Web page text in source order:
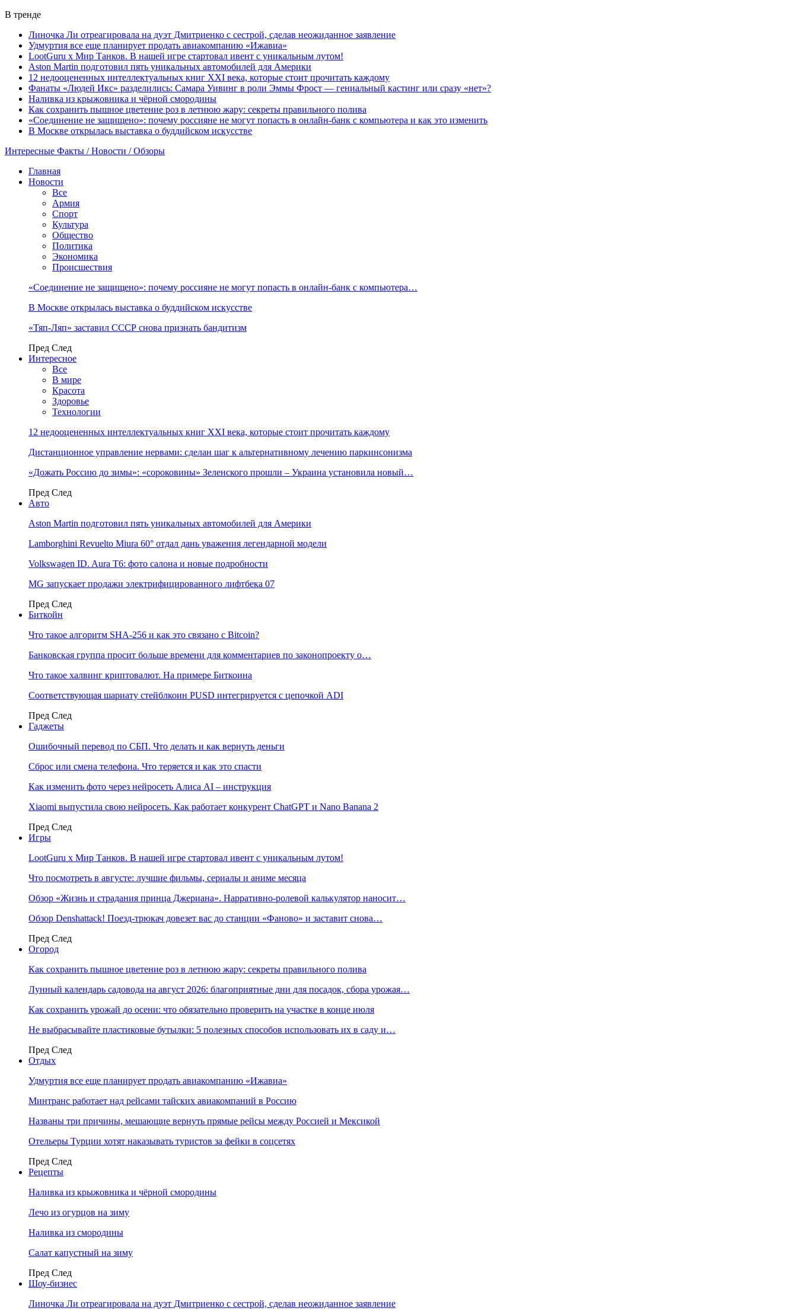
В тренде
Линочка Ли отреагировала на дуэт Дмитриенко с сестрой, сделав неожиданное заявление
Удмуртия все еще планирует продать авиакомпанию «Ижавиа»
LootGuru x Мир Танков. В нашей игре стартовал ивент с уникальным лутом!
Aston Martin подготовил пять уникальных автомобилей для Америки
12 недооцененных интеллектуальных книг XXI века, которые стоит прочитать каждому
Фанаты «Людей Икс» разделились: Самара Уивинг в роли Эммы Фрост — гениальный кастинг или сразу «нет»?
Наливка из крыжовника и чёрной смородины
Как сохранить пышное цветение роз в летнюю жару: секреты правильного полива
«Соединение не защищено»: почему россияне не могут попасть в онлайн-банк с компьютера и как это изменить
В Москве открылась выставка о буддийском искусстве
Интересные Факты / Новости / Обзоры
Главная
Новости
Все
Армия
Спорт
Культура
Общество
Политика
Экономика
Происшествия
«Соединение не защищено»: почему россияне не могут попасть в онлайн-банк с компьютера…
В Москве открылась выставка о буддийском искусстве
«Тяп-Ляп» заставил СССР снова признать бандитизм
Пред След
Интересное
Все
В мире
Красота
Здоровье
Технологии
12 недооцененных интеллектуальных книг XXI века, которые стоит прочитать каждому
Дистанционное управление нервами: сделан шаг к альтернативному лечению паркинсонизма
«Дожать Россию до зимы»: «сороковины» Зеленского прошли – Украина установила новый…
Пред След
Авто
Aston Martin подготовил пять уникальных автомобилей для Америки
Lamborghini Revuelto Miura 60° отдал дань уважения легендарной модели
Volkswagen ID. Aura T6: фото салона и новые подробности
MG запускает продажи электрифицированного лифтбека 07
Пред След
Биткойн
Что такое алгоритм SHA-256 и как это связано с Bitcoin?
Банковская группа просит больше времени для комментариев по законопроекту о…
Что такое халвинг криптовалют. На примере Биткоина
Соответствующая шариату стейблкоин PUSD интегрируется с цепочкой ADI
Пред След
Гаджеты
Ошибочный перевод по СБП. Что делать и как вернуть деньги
Сброс или смена телефона. Что теряется и как это спасти
Как изменить фото через нейросеть Алиса AI – инструкция
Xiaomi выпустила свою нейросеть. Как работает конкурент ChatGPT и Nano Banana 2
Пред След
Игры
LootGuru x Мир Танков. В нашей игре стартовал ивент с уникальным лутом!
Что посмотреть в августе: лучшие фильмы, сериалы и аниме месяца
Обзор «Жизнь и страдания принца Джериана». Нарративно-ролевой калькулятор наносит…
Обзор Denshattack! Поезд-трюкач довезет вас до станции «Фаново» и заставит снова…
Пред След
Огород
Как сохранить пышное цветение роз в летнюю жару: секреты правильного полива
Лунный календарь садовода на август 2026: благоприятные дни для посадок, сбора урожая…
Как сохранить урожай до осени: что обязательно проверить на участке в конце июля
Не выбрасывайте пластиковые бутылки: 5 полезных способов использовать их в саду и…
Пред След
Отдых
Удмуртия все еще планирует продать авиакомпанию «Ижавиа»
Минтранс работает над рейсами тайских авиакомпаний в Россию
Названы три причины, мешающие вернуть прямые рейсы между Россией и Мексикой
Отельеры Турции хотят наказывать туристов за фейки в соцсетях
Пред След
Рецепты
Наливка из крыжовника и чёрной смородины
Лечо из огурцов на зиму
Наливка из смородины
Салат капустный на зиму
Пред След
Шоу-бизнес
Линочка Ли отреагировала на дуэт Дмитриенко с сестрой, сделав неожиданное заявление